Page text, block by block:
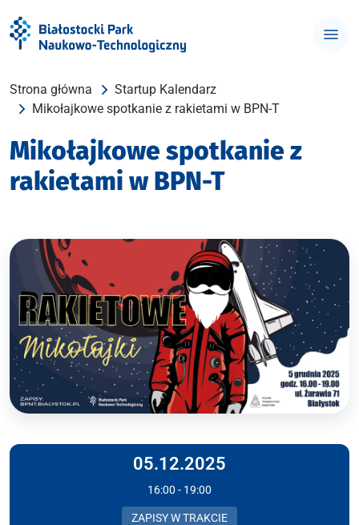
Strona główna
Startup Kalendarz
Mikołajkowe spotkanie z rakietami w BPN-T
Mikołajkowe spotkanie z
rakietami w BPN-T
05.12.2025
16:00 - 19:00
ZAPISY W TRAKCIE